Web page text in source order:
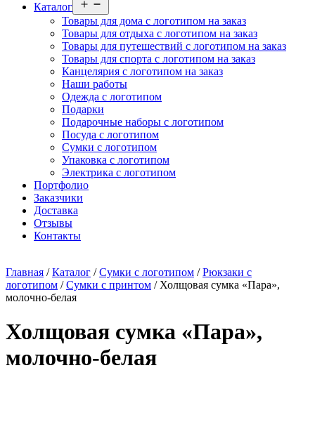
Каталог
меню
Товары для дома с логотипом на заказ
Товары для отдыха с логотипом на заказ
Товары для путешествий с логотипом на заказ
Товары для спорта с логотипом на заказ
Канцелярия с логотипом на заказ
Наши работы
Одежда с логотипом
Подарки
Подарочные наборы с логотипом
Посуда с логотипом
Сумки с логотипом
Упаковка с логотипом
Электрика с логотипом
Портфолио
Заказчики
Доставка
Отзывы
Контакты
Главная /Каталог /Сумки с логотипом /Рюкзаки с
логотипом /Сумки с принтом / Холщовая сумка «Пара»,
молочно-белая
Холщовая сумка «Пара»,
молочно-белая